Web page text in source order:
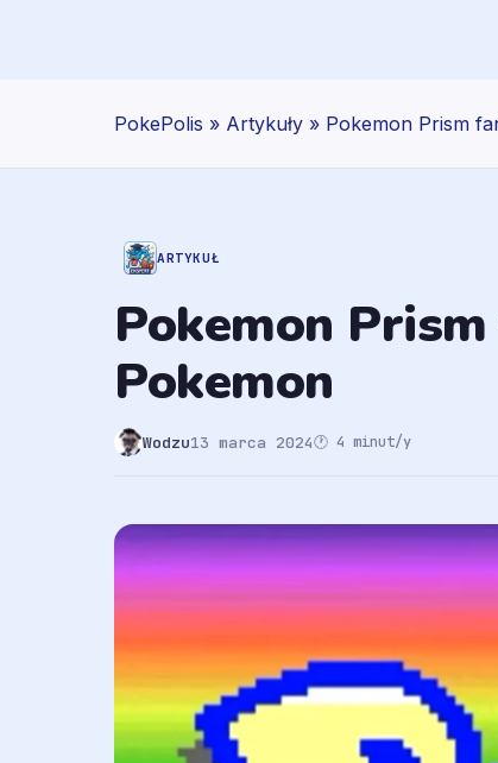
PokePolis » Artykuły » Pokemon Prism
ARTYKUŁ
Pokemon
Pokemon
Wodzu13 marca 2024🕐 4 minut/y